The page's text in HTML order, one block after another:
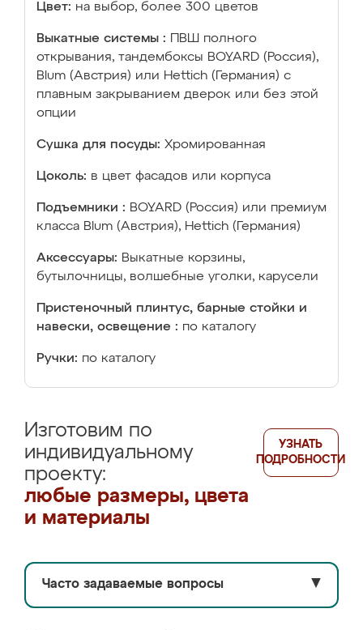
Цвет: на выбор, более 300 цветов
Выкатные системы :
ПВШ полного
открывания, тандембоксы BOYARD (Россия),
Blum (Австрия) или Hettich (Германия) с
плавным закрыванием дверок или без этой
опции
Сушка для посуды: Хромированная
Цоколь: в цвет фасадов или корпуса
Подъемники : BOYARD (Россия) или премиум
класса Blum (Австрия), Hettich (Германия)
Аксессуары: Выкатные корзины,
бутылочницы, волшебные уголки, карусели
Пристеночный плинтус, барные стойки и
навески, освещение : по каталогу
Ручки: по каталогу
Изготовим по
индивидуальному
проекту:
любые размеры, цвета
и материалы
УЗНАТЬ
ПОДРОБНОСТИ
Часто задаваемые вопросы ▼